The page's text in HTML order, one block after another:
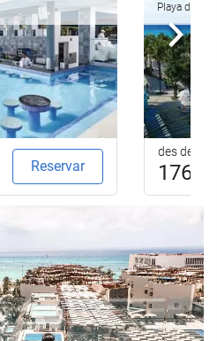
Reservar
Playa del
des de
176